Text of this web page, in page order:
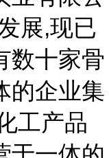
展,现已
数十家骨
的企业集
工产品